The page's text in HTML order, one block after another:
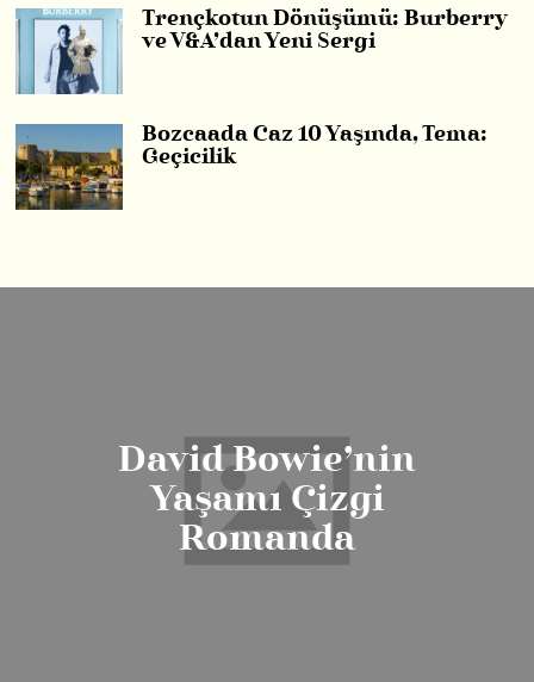
Trençkotun Dönüşümü: Burberry
ve V&A’dan Yeni Sergi
Bozcaada Caz 10 Yaşında, Tema:
Geçicilik
David Bowie’nin
Yaşamı Çizgi
Romanda